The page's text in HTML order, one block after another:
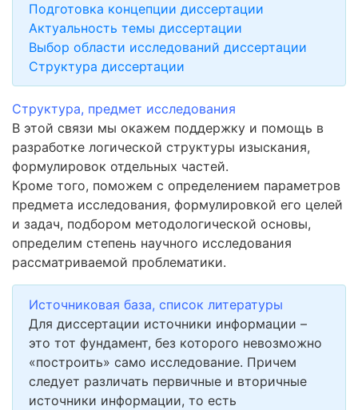
Подготовка концепции диссертации
Актуальность темы диссертации
Выбор области исследований диссертации
Структура диссертации
Структура, предмет исследования
В этой связи мы окажем поддержку и помощь в
разработке логической структуры изыскания,
формулировок отдельных частей.
Кроме того, поможем с определением параметров
предмета исследования, формулировкой его целей
и задач, подбором методологической основы,
определим степень научного исследования
рассматриваемой проблематики.
Источниковая база, список литературы
Для диссертации источники информации –
это тот фундамент, без которого невозможно
«построить» само исследование. Причем
следует различать первичные и вторичные
источники информации, то есть